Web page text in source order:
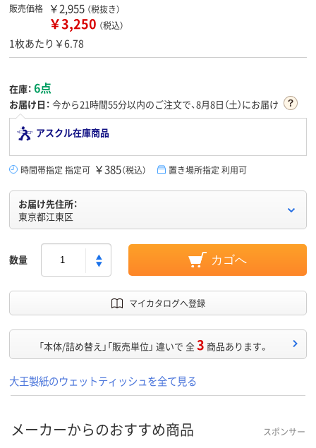
販売価格 ￥2,955 （税抜き）
￥3,250 （税込）
1枚あたり￥6.78
在庫： 6点
お届け日： 今から21時間55分以内のご注文で、8月8日（土）にお届け
アスクル在庫商品
時間帯指定 指定可 ￥385（税込） 置き場所指定 利用可
お届け先住所：
東京都江東区
数量 カゴへ
マイカタログへ登録
「本体/詰め替え」「販売単位」 違いで 全3 商品あります。
大王製紙のウェットティッシュを全て見る
メーカーからのおすすめ商品 スポンサー